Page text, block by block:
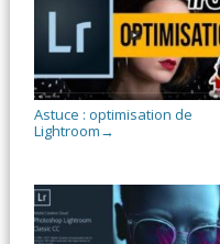
Astuce : optimisation de
Lightroom →